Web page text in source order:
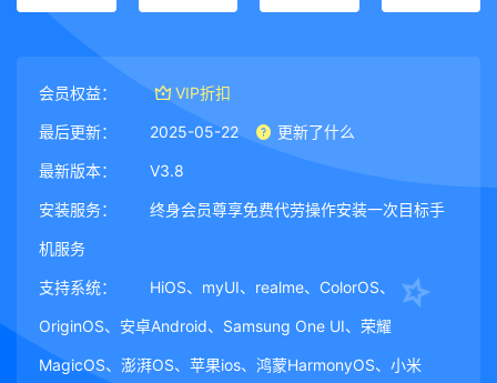
会员权益： VIP折扣
最后更新： 2025-05-22 更新了什么
最新版本： V3.8
安装服务： 终身会员尊享免费代劳操作安装一次目标手
机服务
支持系统： HiOS、myUI、realme、ColorOS、
OriginOS、安卓Android、Samsung One UI、荣耀
MagicOS、澎湃OS、苹果ios、鸿蒙HarmonyOS、小米